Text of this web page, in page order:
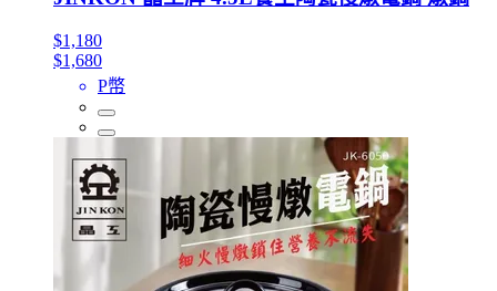
$1,180
$1,680
P幣